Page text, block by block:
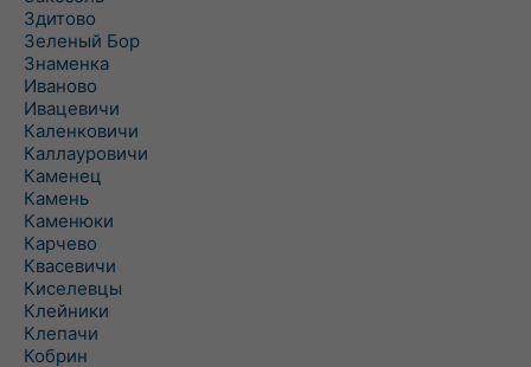
Здитово
Зеленый Бор
Знаменка
Иваново
Ивацевичи
Каленковичи
Каллауровичи
Каменец
Камень
Каменюки
Карчево
Квасевичи
Киселевцы
Клейники
Клепачи
Кобрин